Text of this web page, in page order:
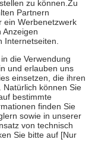
Apotheken.
beträgt die
Euro je
Gesundheit zu
zu unterstützen,
18. Lebensjahr
die von der